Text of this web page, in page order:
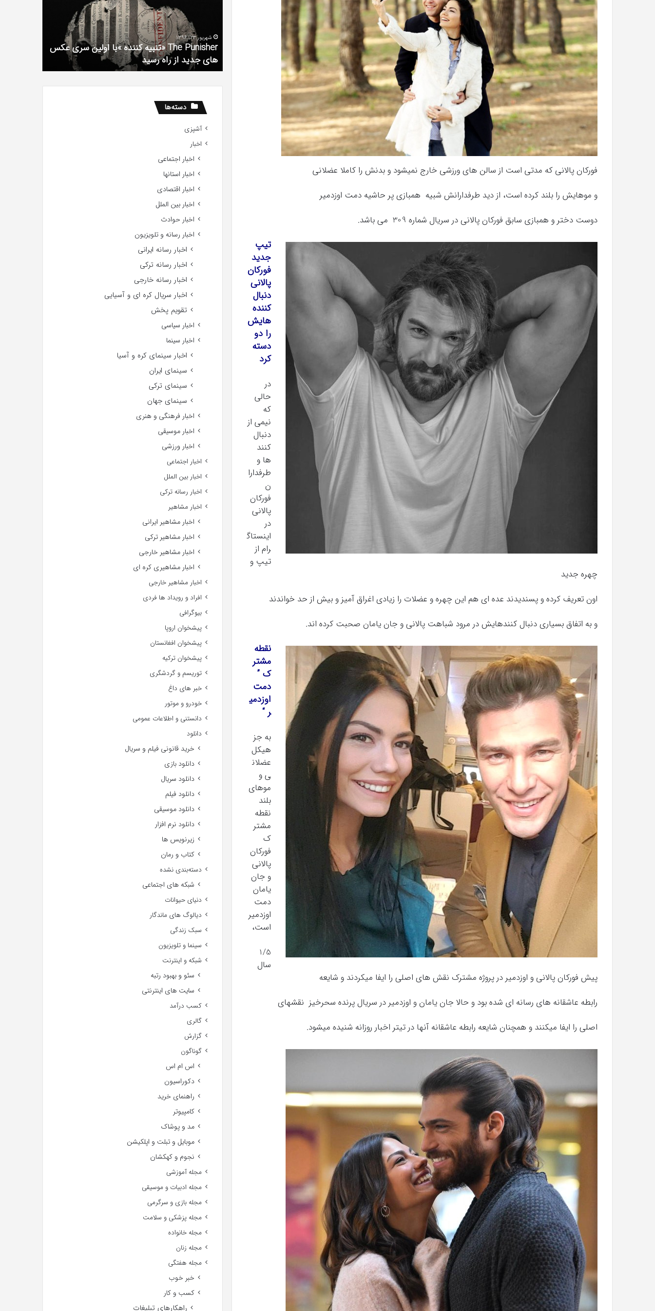
فورکان پالانی که مدتی است از سالن های ورزشی خارج نمیشود و بدنش را کاملا عضلانی
و موهایش را بلند کرده است، از دید طرفدارانش شبیه همبازی پر حاشیه دمت اوزدمیر
دوست دختر و همبازی سابق فورکان پالانی در سریال شماره 309 می باشد.
تیپ
جدید
فورکان
پالانی
دنبال
کننده
هایش
را دو
دسته
کرد
در
حالی
که
نیمی از
دنبال
کنند
ها و
طرفدارا
ن
فورکان
پالانی
در
اینستاگ
رام از
تیپ و
چهره جدید
اون تعریف کرده و پسندیدند عده ای هم این چهره و عضلات را زیادی اغراق آمیز و بیش از حد خواندند
و به اتفاق بسیاری دنبال کنندهایش در مرود شباهت پالانی و جان یامان صحبت کرده اند.
نقطه
مشتر
ک ”
دمت
اوزدمی
ر “
به جز
هیکل
عضلان
ی و
موهای
بلند
نقطه
مشتر
ک
فورکان
پالانی
و جان
یامان
دمت
اوزدمیر
است،
1/5
سال
پیش فورکان پالانی و اوزدمیر در پروژه مشترک نقش های اصلی را ایفا میکردند و شایعه
رابطه عاشقانه های رسانه ای شده بود و حالا جان یامان و اوزدمیر در سریال پرنده سحرخیز نقشهای
اصلی را ایفا میکنند و همچنان شایعه رابطه عاشقانه آنها در تیتر اخبار روزانه شنیده میشود.
با
حیوانات
وحشی
!
تیر 13, 1397
رابطه جنسی این دختر با حیوانات وحشی !
که
“فروزن
2”
موفق
خواهد
بود.
آذر 23, 1398
خواهد بود.
عکس
های
جدید
از
شهریور 23, 1396
The Punisher «تنبیه کننده »با اولین سری عکس
های جدید از راه رسید
دسته‌ها
آشپزی
اخبار
اخبار اجتماعی
اخبار استانها
اخبار اقتصادی
اخبار بین الملل
اخبار حوادث
اخبار رسانه و تلویزیون
اخبار رسانه ایرانی
اخبار رسانه ترکی
اخبار رسانه خارجی
اخبار سریال کره ای و آسیایی
تقویم پخش
اخبار سیاسی
اخبار سینما
اخبار سینمای کره و آسیا
سینمای ایران
سینمای ترکی
سینمای جهان
اخبار فرهنگی و هنری
اخبار موسیقی
اخبار ورزشی
اخبار اجتماعی
اخبار بین الملل
اخبار رسانه ترکی
اخبار مشاهیر
اخبار مشاهیر ایرانی
اخبار مشاهیر ترکی
اخبار مشاهیر خارجی
اخبار مشاهیری کره ای
اخبار مشاهیر خارجی
افراد و رویداد ها فردی
بیوگرافی
پیشخوان اروپا
پیشخوان افغانستان
پیشخوان ترکیه
توریسم و گردشگری
خبر های داغ
خودرو و موتور
دانستنی و اطلاعات عمومی
دانلود
خرید قانونی فیلم و سریال
دانلود بازی
دانلود سریال
دانلود فیلم
دانلود موسیقی
دانلود نرم افزار
زیرنویس ها
کتاب و رمان
دسته‌بندی نشده
شبکه های اجتماعی
دنیای حیوانات
دیالوگ های ماندگار
سبک زندگی
سینما و تلویزیون
شبکه و اینترنت
سئو و بهبود رتبه
سایت های اینترنتی
کسب درآمد
گالری
گزارش
گوناگون
اس ام اس
دکوراسیون
راهنمای خرید
کامپیوتر
مد و پوشاک
موبایل و تبلت و اپلکیشن
نجوم و کهکشان
مجله آموزشی
مجله ادبیات و موسیقی
مجله بازی و سرگرمی
مجله پزشکی و سلامت
مجله خانواده
مجله زنان
مجله هفتگی
خبر خوب
کسب و کار
راهکارهای تبلیغات